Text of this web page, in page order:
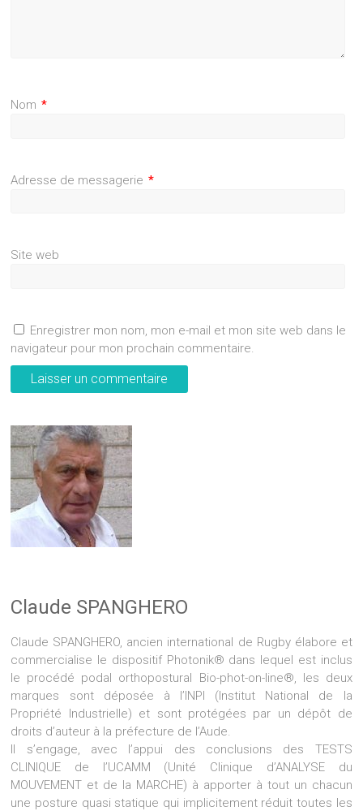
Nom *
Adresse de messagerie *
Site web
Enregistrer mon nom, mon e-mail et mon site web dans le
navigateur pour mon prochain commentaire.
Claude SPANGHERO
Claude SPANGHERO, ancien international de Rugby élabore et
commercialise le dispositif Photonik® dans lequel est inclus
le procédé podal orthopostural Bio-phot-on-line®, les deux
marques sont déposée à l’INPI (Institut National de la
Propriété Industrielle) et sont protégées par un dépôt de
droits d’auteur à la préfecture de l’Aude.
Il s’engage, avec l’appui des conclusions des TESTS
CLINIQUE de l’UCAMM (Unité Clinique d’ANALYSE du
MOUVEMENT et de la MARCHE) à apporter à tout un chacun
une posture quasi statique qui implicitement réduit toutes les